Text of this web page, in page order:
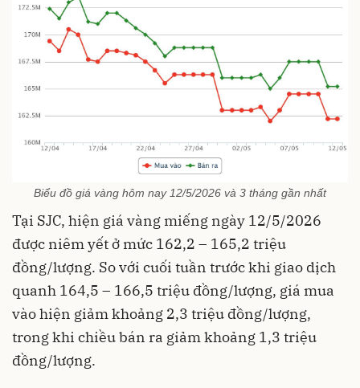
Biểu đồ giá vàng hôm nay 12/5/2026 và 3 tháng gần nhất
Tại SJC, hiện giá vàng miếng ngày 12/5/2026
được niêm yết ở mức 162,2 – 165,2 triệu
đồng/lượng. So với cuối tuần trước khi giao dịch
quanh 164,5 – 166,5 triệu đồng/lượng, giá mua
vào hiện giảm khoảng 2,3 triệu đồng/lượng,
trong khi chiều bán ra giảm khoảng 1,3 triệu
đồng/lượng.